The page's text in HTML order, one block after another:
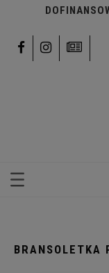
BRANSOLETKA